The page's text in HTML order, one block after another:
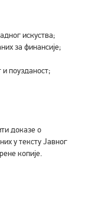
искуства;
за финансије;
поузданост;
доказе о
у тексту Јавног
копије.